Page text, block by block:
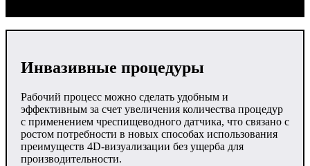
Инвазивные процедуры
Рабочий процесс можно сделать удобным и
эффективным за счет увеличения количества процедур
с применением чреспищеводного датчика, что связано с
ростом потребности в новых способах использования
преимуществ 4D-визуализации без ущерба для
производительности.